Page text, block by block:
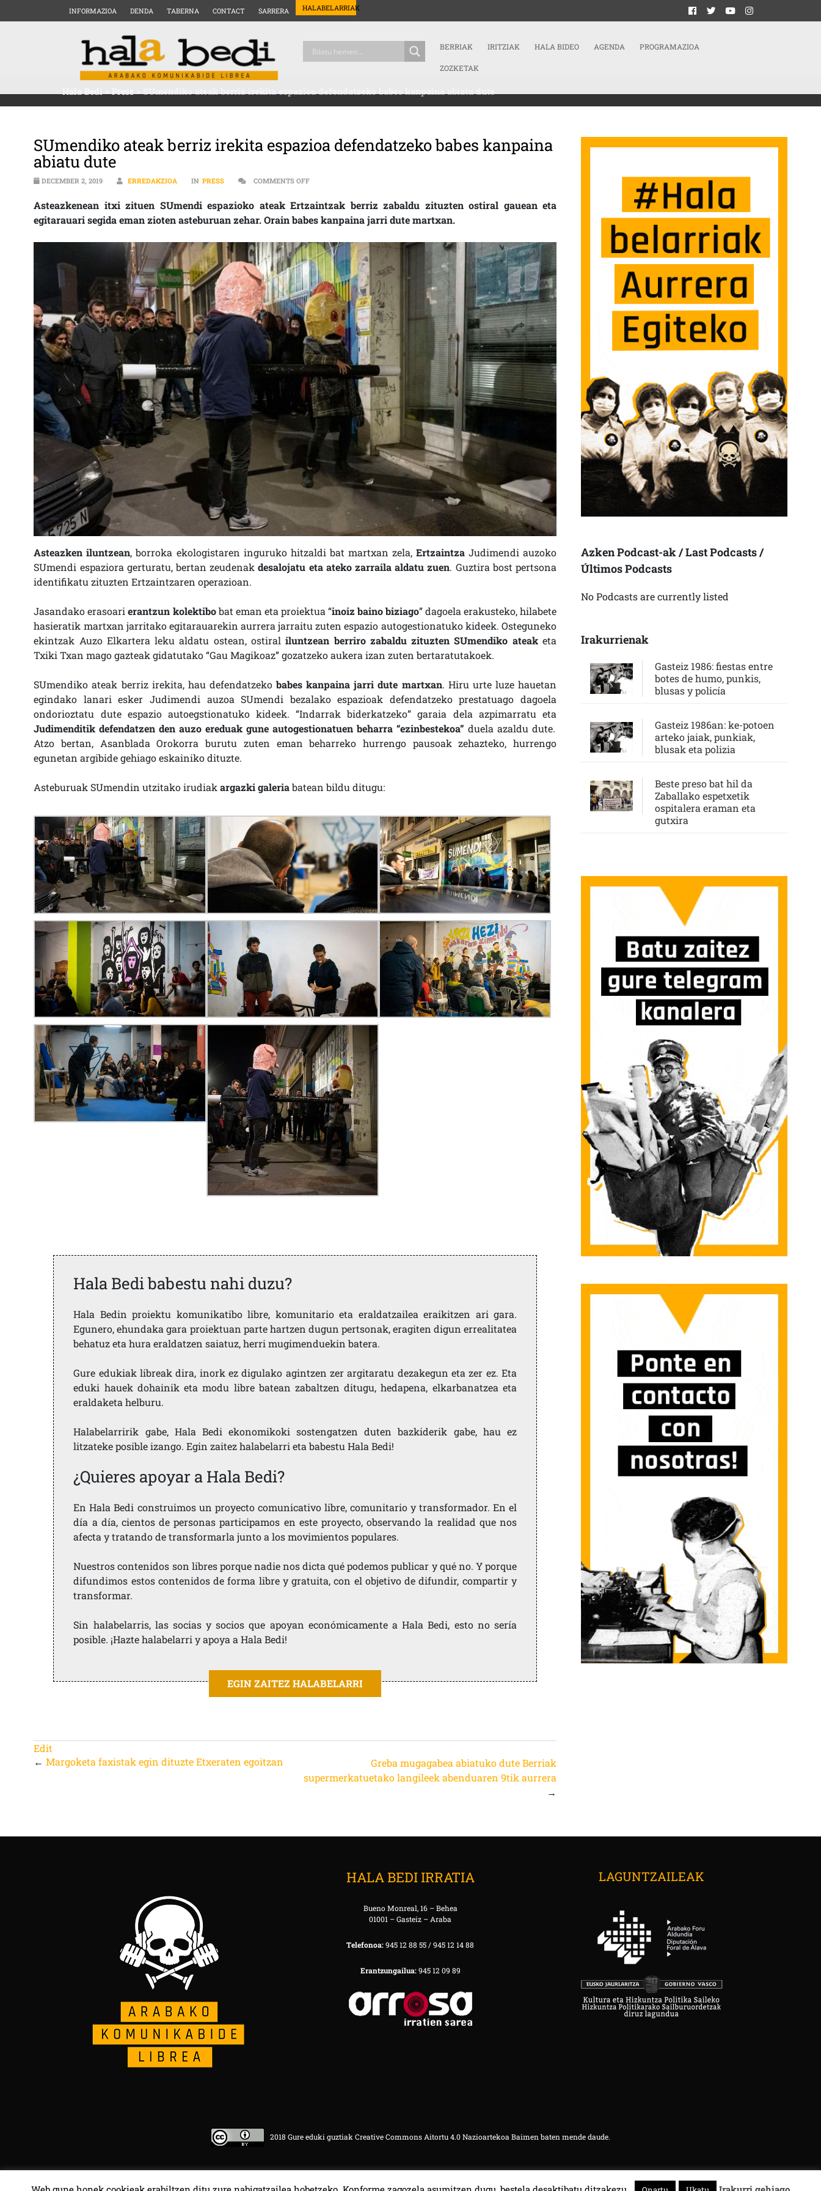
INFORMAZIOA DENDA TABERNA CONTACT SARRERA HALABELARRIAK
BERRIAK IRITZIAK HALA BIDEO AGENDA PROGRAMAZIOA
ZOZKETAK
Hala Bedi>Press>SUmendiko ateak berriz irekita espazioa defendatzeko babes kanpaina abiatu dute
SUmendiko ateak berriz irekita espazioa defendatzeko babes kanpaina
abiatu dute
DECEMBER 2, 2019 ERREDAKZIOA IN PRESS COMMENTS OFFON SUMENDIKO ATEAK BERRIZ IREKITA ESPAZIOA DEFENDATZEKO BABES KANPAINA ABIATU DUTE
Asteazkenean itxi zituen SUmendi espazioko ateak Ertzaintzak berriz zabaldu zituzten ostiral gauean eta
egitarauari segida eman zioten asteburuan zehar. Orain babes kanpaina jarri dute martxan.
Asteazken iluntzean, borroka ekologistaren inguruko hitzaldi bat martxan zela, ErtzaintzaJudimendi auzoko
SUmendi espaziora gerturatu, bertan zeudenakdesalojatu eta ateko zarraila aldatu zuen. Guztira bost pertsona
identifikatu zituzten Ertzaintzaren operazioan.
Jasandako erasoarierantzun kolektibobat eman eta proiektua “inoiz baino biziago” dagoela erakusteko, hilabete
hasieratik martxan jarritako egitarauarekin aurrera jarraitu zuten espazio autogestionatuko kideek. Osteguneko
ekintzak Auzo Elkartera leku aldatu ostean, ostiraliluntzean berriro zabaldu zituzten SUmendiko ateaketa
Txiki Txan mago gazteak gidatutako “Gau Magikoaz” gozatzeko aukera izan zuten bertaratutakoek.
SUmendiko ateak berriz irekita, hau defendatzekobabes kanpaina jarri dute martxan. Hiru urte luze hauetan
egindako lanari esker Judimendi auzoa SUmendi bezalako espazioak defendatzeko prestatuago dagoela
ondorioztatu dute espazio autoegstionatuko kideek. “Indarrak biderkatzeko” garaia dela azpimarratu eta
Judimenditik defendatzen den auzo ereduak gune autogestionatuen beharra “ezinbestekoa” duela azaldu dute.
Atzo bertan, Asanblada Orokorra burutu zuten eman beharreko hurrengo pausoak zehazteko, hurrengo
egunetan argibide gehiago eskainiko dituzte.
Asteburuak SUmendin utzitako irudiakargazki galeriabatean bildu ditugu:
Hala Bedi babestu nahi duzu?
Hala Bedin proiektu komunikatibo libre, komunitario eta eraldatzailea eraikitzen ari gara.
Egunero, ehundaka gara proiektuan parte hartzen dugun pertsonak, eragiten digun errealitatea
behatuz eta hura eraldatzen saiatuz, herri mugimenduekin batera.
Gure edukiak libreak dira, inork ez digulako agintzen zer argitaratu dezakegun eta zer ez. Eta
eduki hauek dohainik eta modu libre batean zabaltzen ditugu, hedapena, elkarbanatzea eta
eraldaketa helburu.
Halabelarririk gabe, Hala Bedi ekonomikoki sostengatzen duten bazkiderik gabe, hau ez
litzateke posible izango. Egin zaitez halabelarri eta babestu Hala Bedi!
¿Quieres apoyar a Hala Bedi?
En Hala Bedi construimos un proyecto comunicativo libre, comunitario y transformador. En el
día a día, cientos de personas participamos en este proyecto, observando la realidad que nos
afecta y tratando de transformarla junto a los movimientos populares.
Nuestros contenidos son libres porque nadie nos dicta qué podemos publicar y qué no. Y porque
difundimos estos contenidos de forma libre y gratuita, con el objetivo de difundir, compartir y
transformar.
Sin halabelarris, las socias y socios que apoyan económicamente a Hala Bedi, esto no sería
posible. ¡Hazte halabelarri y apoya a Hala Bedi!
EGIN ZAITEZ HALABELARRI
Edit
←Margoketa faxistak egin dituzte Etxeraten egoitzan
Greba mugagabea abiatuko dute Berriak
supermerkatuetako langileek abenduaren 9tik aurrera
→
Azken Podcast-ak / Last Podcasts /
Últimos Podcasts
No Podcasts are currently listed
Irakurrienak
Gasteiz 1986: fiestas entre
botes de humo, punkis,
blusas y policía
Gasteiz 1986an: ke-potoen
arteko jaiak, punkiak,
blusak eta polizia
Beste preso bat hil da
Zaballako espetxetik
ospitalera eraman eta
gutxira
HALA BEDI IRRATIA
Bueno Monreal, 16 – Behea
01001 – Gasteiz – Araba
Telefonoa:945 12 88 55 / 945 12 14 88
Erantzungailua:945 12 09 89
LAGUNTZAILEAK
2018 Gure eduki guztiak Creative Commons Aitortu 4.0 Nazioartekoa Baimen baten mende daude.